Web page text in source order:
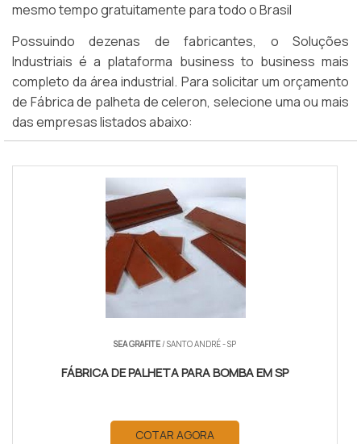
mesmo tempo gratuitamente para todo o Brasil
Possuindo dezenas de fabricantes, o Soluções
Industriais é a plataforma business to business mais
completo da área industrial. Para solicitar um orçamento
de Fábrica de palheta de celeron, selecione uma ou mais
das empresas listados abaixo:
SEA GRAFITE/ SANTO ANDRÉ - SP
FÁBRICA DE PALHETA PARA BOMBA EM SP
COTAR AGORA